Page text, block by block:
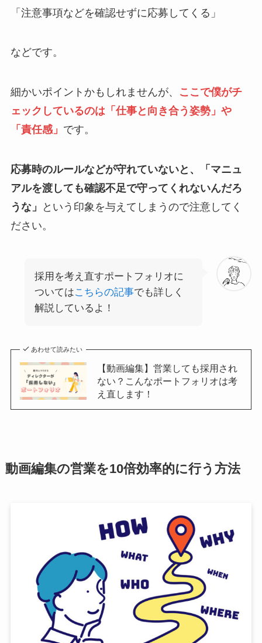
「注意事項などを確認せずに応募してくる」
などです。
細かいポイントかもしれませんが、
ここで僕がチ
ェックしているのは「仕事と向き合う姿勢」や
「責任感」 です。
応募時のルールなどが守れていないと、「マニュ
アルを渡しても確認不足で守ってくれないんだろ
うな」
という印象を与えてしまうので注意してく
ださい。
採用を考え直すポートフォリオに
ついてはこちらの記事でも詳しく
解説しているよ！
あわせて読みたい
【動画編集】営業しても採用され
ない？こんなポートフォリオは考
え直します！
動画編集の営業を10倍効率的に行う方法